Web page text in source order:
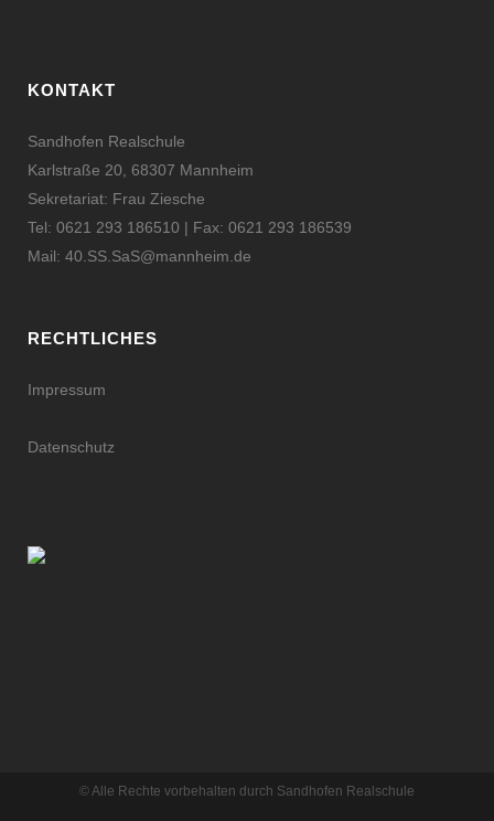
KONTAKT
Sandhofen Realschule
Karlstraße 20, 68307 Mannheim
Sekretariat: Frau Ziesche
Tel: 0621 293 186510 | Fax: 0621 293 186539
Mail: 40.SS.SaS@mannheim.de
RECHTLICHES
Impressum
Datenschutz
© Alle Rechte vorbehalten durch Sandhofen Realschule